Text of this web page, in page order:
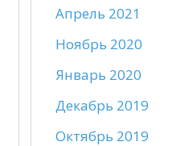
Апрель 2021
Ноябрь 2020
Январь 2020
Декабрь 2019
Октябрь 2019